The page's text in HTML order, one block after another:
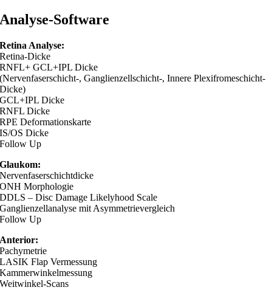
Analyse-Software
Retina Analyse:
Retina-Dicke
RNFL+ GCL+IPL Dicke
(Nervenfaserschicht-, Ganglienzellschicht-, Innere Plexifromeschicht-
Dicke)
GCL+IPL Dicke
RNFL Dicke
RPE Deformationskarte
IS/OS Dicke
Follow Up
Glaukom:
Nervenfaserschichtdicke
ONH Morphologie
DDLS – Disc Damage Likelyhood Scale
Ganglienzellanalyse mit Asymmetrievergleich
Follow Up
Anterior:
Pachymetrie
LASIK Flap Vermessung
Kammerwinkelmessung
Weitwinkel-Scans